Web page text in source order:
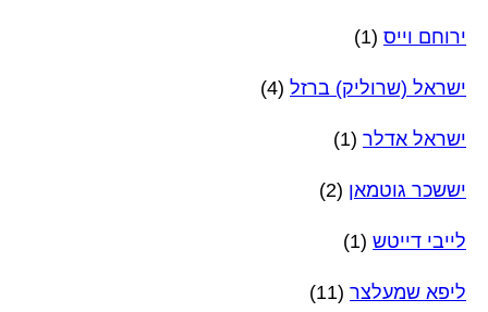
ירוחם וייס (1)
ישראל (שרוליק) ברזל (4)
ישראל אדלר (1)
יששכר גוטמאן (2)
לייבי דייטש (1)
ליפא שמעלצר (11)